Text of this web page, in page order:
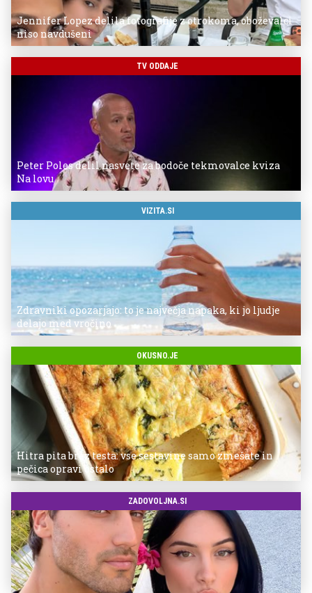
Jennifer Lopez delila fotografije z otrokoma, oboževalci
niso navdušeni
TV ODDAJE
Peter Poles delil nasvete za bodoče tekmovalce kviza
Na lovu
VIZITA.SI
Zdravniki opozarjajo: to je največja napaka, ki jo ljudje
delajo med vročino
OKUSNO.JE
Hitra pita brez testa: vse sestavine samo zmešate in
pečica opravi ostalo
ZADOVOLJNA.SI